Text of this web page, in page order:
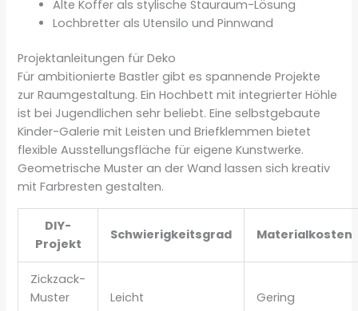
Alte Koffer als stylische Stauraum-Lösung
Lochbretter als Utensilo und Pinnwand
Projektanleitungen für Deko
Für ambitionierte Bastler gibt es spannende Projekte
zur Raumgestaltung. Ein Hochbett mit integrierter Höhle
ist bei Jugendlichen sehr beliebt. Eine selbstgebaute
Kinder-Galerie mit Leisten und Briefklemmen bietet
flexible Ausstellungsfläche für eigene Kunstwerke.
Geometrische Muster an der Wand lassen sich kreativ
mit Farbresten gestalten.
DIY-
Projekt
Schwierigkeitsgrad Materialkosten
Zickzack-
Muster
Leicht Gering